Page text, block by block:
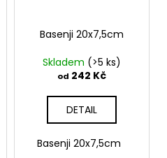
Basenji 20x7,5cm
Skladem (>5 ks)
od 242 Kč
DETAIL
Basenji 20x7,5cm